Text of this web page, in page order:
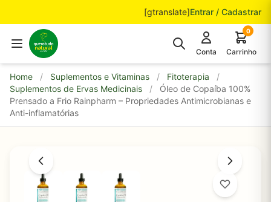
[gtranslate]Entrar / Cadastrar
Conta
0
Carrinho
Home / Suplementos e Vitaminas / Fitoterapia
/
Suplementos de Ervas Medicinais
/
Óleo de Copaíba 100%
Prensado a Frio Rainpharm – Propriedades Antimicrobianas e
Anti-inflamatórias